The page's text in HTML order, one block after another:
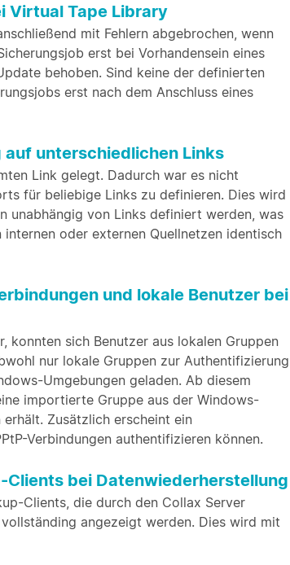
Virtual Tape Library
mit Fehlern abgebrochen, wenn
erst bei Vorhandensein eines
behoben. Sind keine der definierten
erst nach dem Anschluss eines
unterschiedlichen Links
Link gelegt. Dadurch war es nicht
für beliebige Links zu definieren. Dies wird
unabhängig von Links definiert werden, was
oder externen Quellnetzen identisch
und lokale Benutzer bei
konnten sich Benutzer aus lokalen Gruppen
nur lokale Gruppen zur Authentifizierung
Umgebungen geladen. Ab diesem
importierte Gruppe aus der Windows-
Zusätzlich erscheint ein
Verbindungen authentifizieren können.
Clients bei Datenwiederherstellung
Clients, die durch den Collax Server
angezeigt werden. Dies wird mit